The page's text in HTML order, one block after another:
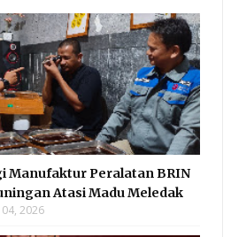
Manufaktur Peralatan BRIN
Atasi Madu Meledak
2026